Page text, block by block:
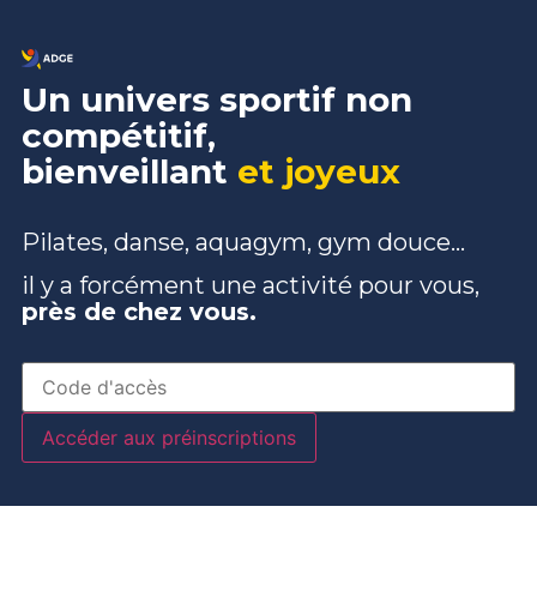
Un univers sportif non
compétitif,
bienveillant et joyeux
Pilates, danse, aquagym, gym douce…
il y a forcément une activité pour vous,
près de chez vous.
Accéder aux préinscriptions